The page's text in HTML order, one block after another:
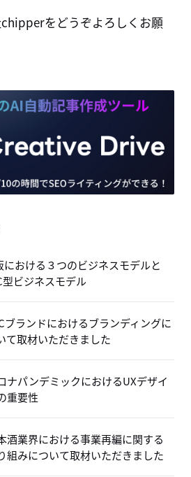
をどうぞよろしくお願
における３つのビジネスモデルと
型ビジネスモデル
ブランドにおけるブランディングに
て取材いただきました
ナパンデミックにおけるUXデザイ
重要性
酒業界における事業再編に関する
組みについて取材いただきました